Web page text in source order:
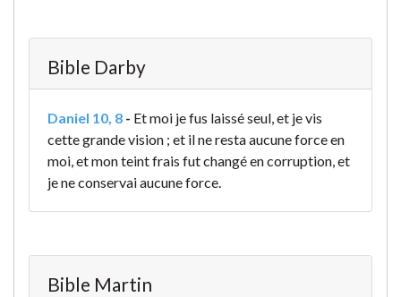
Bible Darby
Daniel 10, 8 - Et moi je fus laissé seul, et je vis
cette grande vision ; et il ne resta aucune force en
moi, et mon teint frais fut changé en corruption, et
je ne conservai aucune force.
Bible Martin